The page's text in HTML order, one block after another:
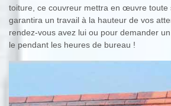
toiture, ce couvreur mettra en œuvre toute
garantira un travail à la hauteur de vos
rendez-vous avez lui ou pour demander
le pendant les heures de bureau !